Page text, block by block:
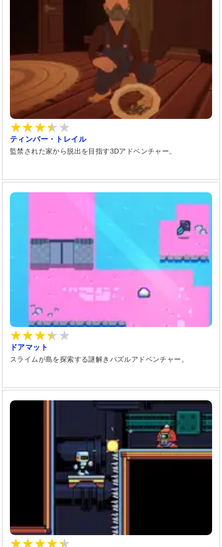
ティンバー・トレイル
監禁された家から脱出を目指す3Dアドベンチャー。
ドアマット
スライムが島を探索する謎解きパズルアドベンチャー。